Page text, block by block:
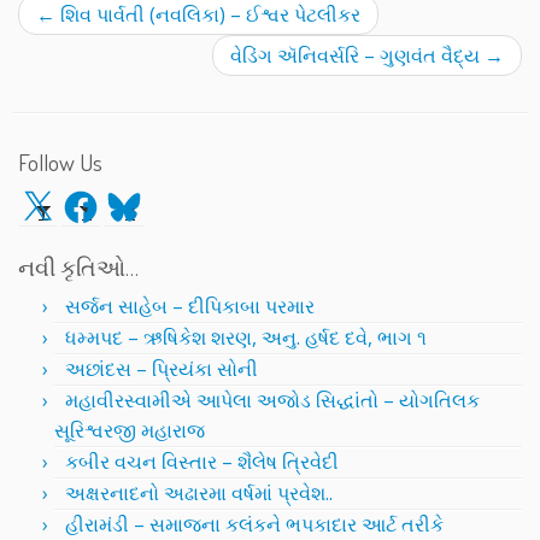
← શિવ પાર્વતી (નવલિકા) – ઈશ્વર પેટલીકર
વેડિંગ ઍનિવર્સરિ – ગુણવંત વૈદ્ય →
Follow Us
X Facebook
Bluesky
નવી કૃતિઓ…
સર્જન સાહેબ – દીપિકાબા પરમાર
ધમ્મપદ – ઋષિકેશ શરણ, અનુ. હર્ષદ દવે, ભાગ ૧
અછાંદસ – પ્રિયંકા સોની
મહાવીરસ્વામીએ આપેલા અજોડ સિદ્ધાંતો – યોગતિલક
સૂરિશ્વરજી મહારાજ
કબીર વચન વિસ્તાર – શૈલેષ ત્રિવેદી
અક્ષરનાદનો અઢારમા વર્ષમાં પ્રવેશ..
હીરામંડી – સમાજના કલંકને ભપકાદાર આર્ટ તરીકે